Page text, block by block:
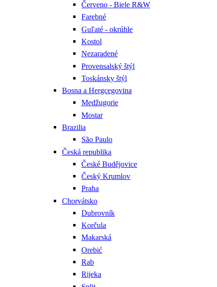
Červeno - Biele R&W
Farebné
Guľaté - okrúhle
Kostol
Nezaradené
Provensalský štýl
Toskánsky štýl
Bosna a Hergcegovina
Medžugorie
Mostar
Brazilia
São Paulo
Česká republika
České Budějovice
Český Krumlov
Praha
Chorvátsko
Dubrovník
Korčula
Makarská
Orebić
Rab
Rijeka